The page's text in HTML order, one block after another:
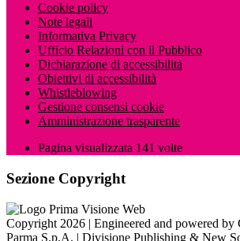
Cookie policy
Note legali
Informativa Privacy
Ufficio Relazioni con il Pubblico
Dichiarazione di accessibilità
Obiettivi di accessibilità
Whistleblowing
Gestione consensi cookie
Amministrazione trasparente
Pagina visualizzata 141 volte
Sezione Copyright
Copyright 2026 | Engineered and powered by
Parma S.p.A. | Divisione Publishing & New